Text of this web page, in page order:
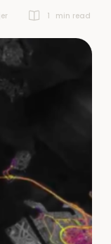
1 min read